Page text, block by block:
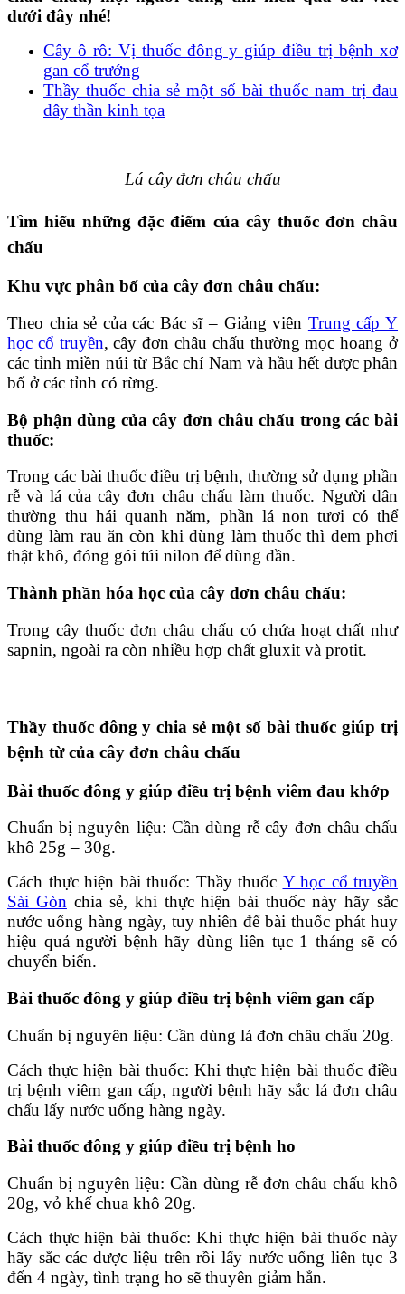
dưới đây nhé!
Cây ô rô: Vị thuốc đông y giúp điều trị bệnh xơ
gan cổ trướng
Thầy thuốc chia sẻ một số bài thuốc nam trị đau
dây thần kinh tọa
Lá cây đơn châu chấu
Tìm hiểu những đặc điểm của cây thuốc đơn châu
chấu
Khu vực phân bố của cây đơn châu chấu:
Theo chia sẻ của các Bác sĩ – Giảng viên Trung cấp Y
học cổ truyền, cây đơn châu chấu thường mọc hoang ở
các tỉnh miền núi từ Bắc chí Nam và hầu hết được phân
bố ở các tỉnh có rừng.
Bộ phận dùng của cây đơn châu chấu trong các bài
thuốc:
Trong các bài thuốc điều trị bệnh, thường sử dụng phần
rễ và lá của cây đơn châu chấu làm thuốc. Người dân
thường thu hái quanh năm, phần lá non tươi có thể
dùng làm rau ăn còn khi dùng làm thuốc thì đem phơi
thật khô, đóng gói túi nilon để dùng dần.
Thành phần hóa học của cây đơn châu chấu:
Trong cây thuốc đơn châu chấu có chứa hoạt chất như
sapnin, ngoài ra còn nhiều hợp chất gluxit và protit.
Thầy thuốc đông y chia sẻ một số bài thuốc giúp trị
bệnh từ của cây đơn châu chấu
Bài thuốc đông y giúp điều trị bệnh viêm đau khớp
Chuẩn bị nguyên liệu: Cần dùng rễ cây đơn châu chấu
khô 25g – 30g.
Cách thực hiện bài thuốc: Thầy thuốc Y học cổ truyền
Sài Gònchia sẻ, khi thực hiện bài thuốc này hãy sắc
nước uống hàng ngày, tuy nhiên để bài thuốc phát huy
hiệu quả người bệnh hãy dùng liên tục 1 tháng sẽ có
chuyển biến.
Bài thuốc đông y giúp điều trị bệnh viêm gan cấp
Chuẩn bị nguyên liệu: Cần dùng lá đơn châu chấu 20g.
Cách thực hiện bài thuốc: Khi thực hiện bài thuốc điều
trị bệnh viêm gan cấp, người bệnh hãy sắc lá đơn châu
chấu lấy nước uống hàng ngày.
Bài thuốc đông y giúp điều trị bệnh ho
Chuẩn bị nguyên liệu: Cần dùng rễ đơn châu chấu khô
20g, vỏ khế chua khô 20g.
Cách thực hiện bài thuốc: Khi thực hiện bài thuốc này
hãy sắc các dược liệu trên rồi lấy nước uống liên tục 3
đến 4 ngày, tình trạng ho sẽ thuyên giảm hẳn.